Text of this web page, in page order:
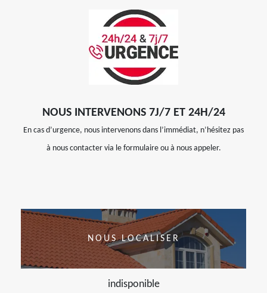
NOUS INTERVENONS 7J/7 ET 24H/24
En cas d’urgence, nous intervenons dans l’immédiat, n’hésitez pas
à nous contacter via le formulaire ou à nous appeler.
NOUS LOCALISER
indisponible